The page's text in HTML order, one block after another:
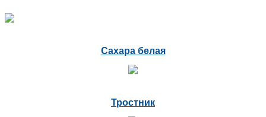
Сахара белая
Тростник